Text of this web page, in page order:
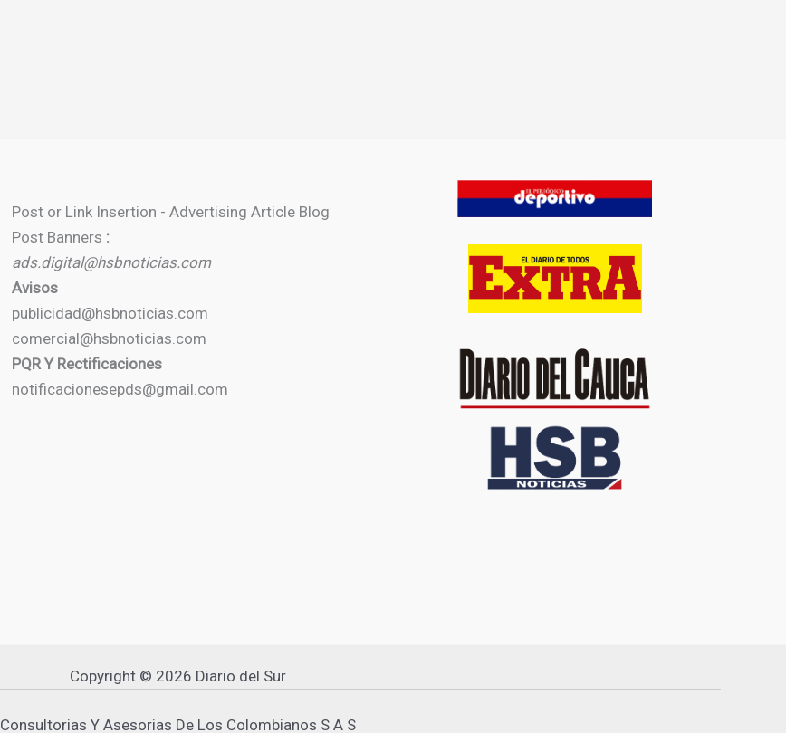
Post or Link Insertion - Advertising Article Blog
Post Banners :
ads.digital@hsbnoticias.com
Avisos
publicidad@hsbnoticias.com
comercial@hsbnoticias.com
PQR Y Rectificaciones
notificacionesepds@gmail.com
Copyright © 2026 Diario del Sur
Consultorias Y Asesorias De Los Colombianos S A S